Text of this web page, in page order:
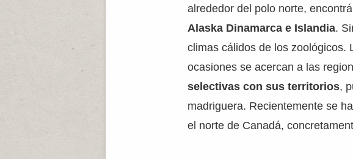
alrededor del polo norte,
Alaska Dinamarca e Islandia.
climas cálidos de los zoológicos.
ocasiones se acercan a las
selectivas con sus territorios,
madriguera. Recientemente se
el norte de Canadá,